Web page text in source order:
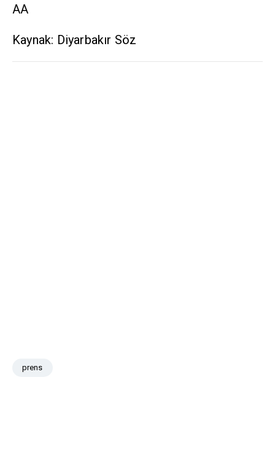
AA
Kaynak: Diyarbakır Söz
prens